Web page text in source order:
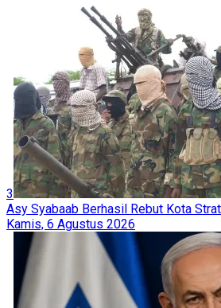
3
Asy Syabaab Berhasil Rebut Kota
Kamis, 6 Agustus 2026